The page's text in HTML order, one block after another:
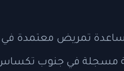
تمريض معتمدة
مسجلة في جنوب